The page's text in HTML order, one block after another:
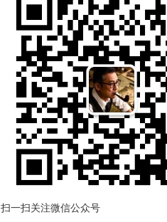
扫一扫关注微信公众号